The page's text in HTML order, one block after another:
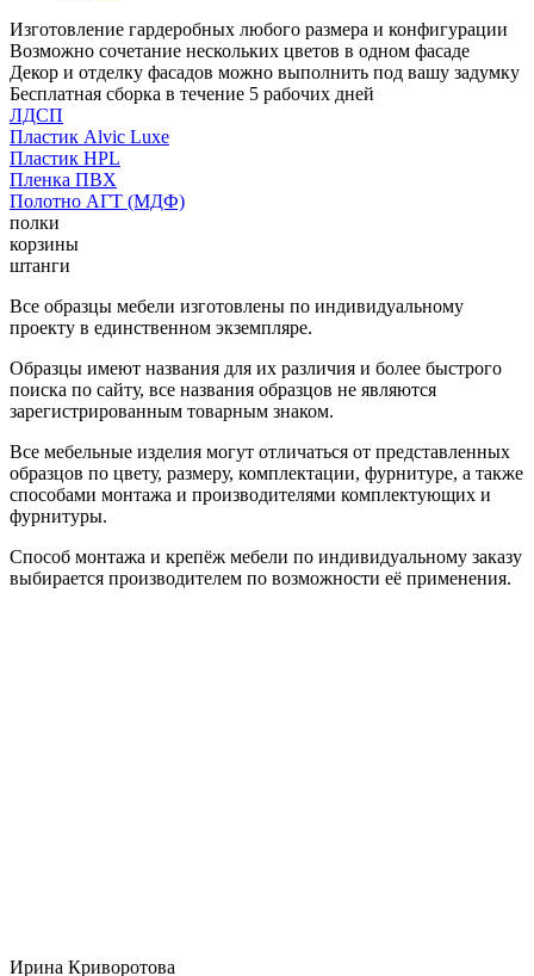
Изготовление гардеробных любого размера и конфигурации
Возможно сочетание нескольких цветов в одном фасаде
Декор и отделку фасадов можно выполнить под вашу задумку
Бесплатная сборка в течение 5 рабочих дней
ЛДСП
Пластик Alvic Luxe
Пластик HPL
Пленка ПВХ
Полотно АГТ (МДФ)
полки
корзины
штанги
Все образцы мебели изготовлены по индивидуальному
проекту в единственном экземпляре.
Образцы имеют названия для их различия и более быстрого
поиска по сайту, все названия образцов не являются
зарегистрированным товарным знаком.
Все мебельные изделия могут отличаться от представленных
образцов по цвету, размеру, комплектации, фурнитуре, а также
способами монтажа и производителями комплектующих и
фурнитуры.
Способ монтажа и крепёж мебели по индивидуальному заказу
выбирается производителем по возможности её применения.
Ирина Криворотова